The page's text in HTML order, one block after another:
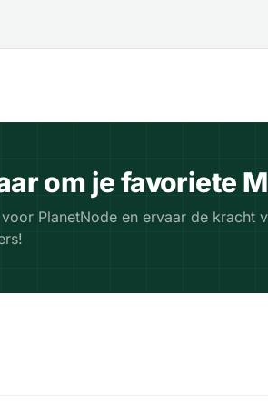
om je favoriete
PlanetNode en ervaar de kracht